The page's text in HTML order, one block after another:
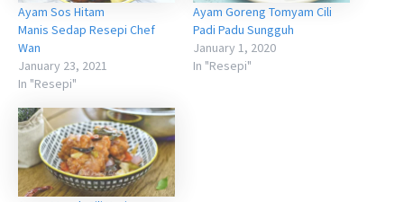
Ayam Sos Hitam
Manis Sedap Resepi Chef
Wan
January 23, 2021
In "Resepi"
Ayam Goreng Tomyam Cili
Padi Padu Sungguh
January 1, 2020
In "Resepi"